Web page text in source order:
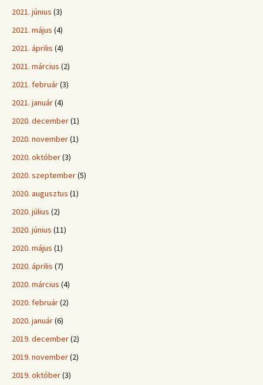
2021. június (3)
2021. május (4)
2021. április (4)
2021. március (2)
2021. február(3)
2021. január(4)
2020. december(1)
2020. november(1)
2020. október(3)
2020. szeptember(5)
2020. augusztus (1)
2020. július (2)
2020. június (11)
2020. május (1)
2020. április (7)
2020. március (4)
2020. február(2)
2020. január(6)
2019. december(2)
2019. november(2)
2019. október(3)